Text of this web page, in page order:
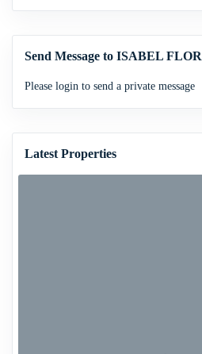
Send Message to ISABEL FLOR
Please login to send a private message
Latest Properties